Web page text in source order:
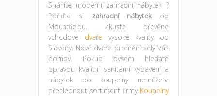
Sháníte moderní zahradní nábytek ?
Pořiďte si zahradní nábytekod
Mountfieldu. Zkuste dřevěné
vchodové dveře vysoké kvality od
Slavony. Nové dveře promění celý Váš
domov. Pokud ovšem hledáte
opravdu kvalitní sanitární vybavení a
nábytek do koupelny nemůžete
přehlédnout sortiment firmy Koupelny